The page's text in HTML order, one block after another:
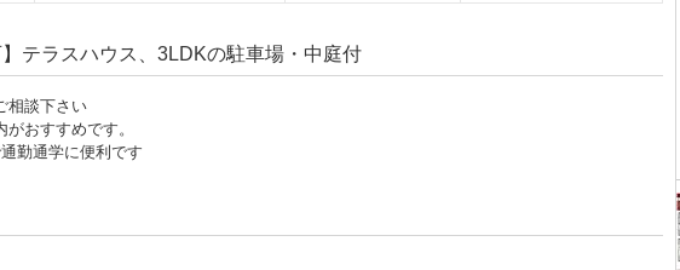
】テラスハウス、3LDKの駐車場・中庭付
相談下さい
おすすめです。
勤通学に便利です